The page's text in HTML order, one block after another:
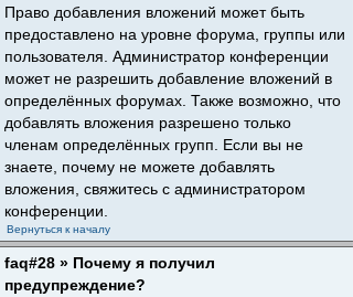
Право добавления вложений может быть
предоставлено на уровне форума, группы или
пользователя. Администратор конференции
может не разрешить добавление вложений в
определённых форумах. Также возможно, что
добавлять вложения разрешено только
членам определённых групп. Если вы не
знаете, почему не можете добавлять
вложения, свяжитесь с администратором
конференции.
Вернуться к началу
faq#28 » Почему я получил
предупреждение?